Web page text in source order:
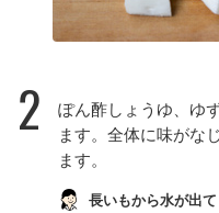
2
ぽん酢しょうゆ、ゆ
ます。全体に味がな
ます。
長いもから水が出